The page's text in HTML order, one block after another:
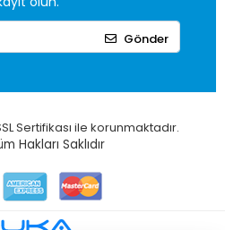
Gönder
Sertifikası ile korunmaktadır.
Hakları Saklıdır